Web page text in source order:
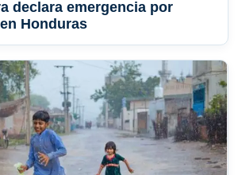
declara emergencia por
Honduras